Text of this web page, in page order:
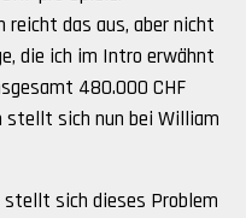
das aus, aber nicht
die ich im Intro erwähnt
480.000 CHF
stellt sich nun bei William
stellt sich dieses Problem